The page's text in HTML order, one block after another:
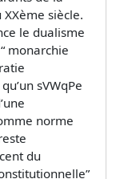
siècle.
le dualisme
monarchie
sVWqPe
norme
du